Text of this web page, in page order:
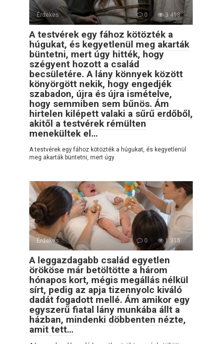
Érdekes 0 3 498
A testvérek egy fához kötözték a
húgukat, és kegyetlenül meg akarták
büntetni, mert úgy hitték, hogy
szégyent hozott a család
becsületére. A lány könnyek között
könyörgött nekik, hogy engedjék
szabadon, újra és újra ismételve,
hogy semmiben sem bűnös. Ám
hirtelen kilépett valaki a sűrű erdőből,
akitől a testvérek rémülten
menekültek el…
A testvérek egy fához kötözték a húgukat, és kegyetlenül
meg akarták büntetni, mert úgy
Érdekes 0 1 315
A leggazdagabb család egyetlen
örököse már betöltötte a három
hónapos kort, mégis megállás nélkül
sírt, pedig az apja tizennyolc kiváló
dadát fogadott mellé. Ám amikor egy
egyszerű fiatal lány munkába állt a
házban, mindenki döbbenten nézte,
amit tett…